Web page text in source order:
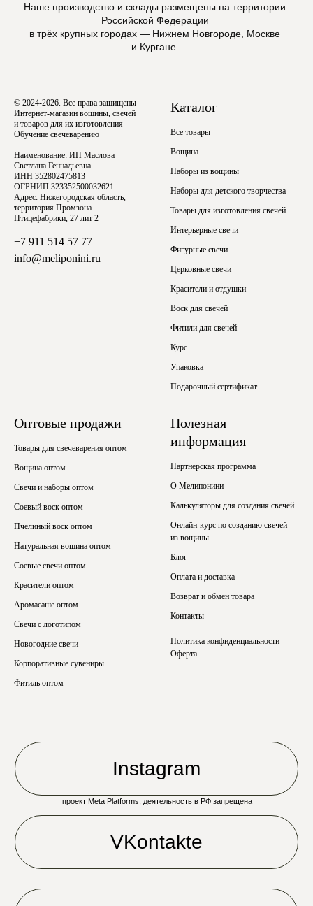
Наше производство и склады размещены на территории
Российской Федерации
в трёх крупных городах — Нижнем Новгороде, Москве
и Кургане.
© 2024-2026. Все права защищены
Интернет-магазин вощины, свечей
и товаров для их изготовления
Обучение свечеварению
Наименование: ИП Маслова
Светлана Геннадьевна
ИНН 352802475813
ОГРНИП 323352500032621
Адрес: Нижегородская область,
территория Промзона
Птицефабрики, 27 лит 2
+7 911 514 57 77
info@meliponini.ru
Каталог
Все товары
Вощина
Наборы из вощины
Наборы для детского творчества
Товары для изготовления свечей
Интерьерные свечи
Фигурные свечи
Церковные свечи
Красители и отдушки
Воск для свечей
Фитили для свечей
Курс
Упаковка
Подарочный сертификат
Оптовые продажи
Товары для свечеварения оптом
Вощина оптом
Свечи и наборы оптом
Соевый воск оптом
Пчелиный воск оптом
Натуральная вощина оптом
Соевые свечи оптом
Красители оптом
Аромасаше оптом
Свечи с логотипом
Новогодние свечи
Корпоративные сувениры
Фитиль оптом
Полезная
информация
Партнерская программа
О Мелипонини
Калькуляторы для создания свечей
Онлайн-курс по созданию свечей
из вощины
Блог
Оплата и доставка
Возврат и обмен товара
Контакты
Политика конфиденциальности
Оферта